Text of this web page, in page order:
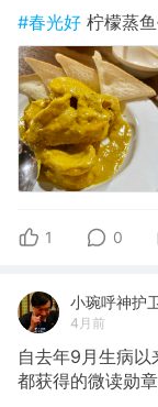
#春光好 柠檬蒸
1 0
小琬呼神护
4月前
自去年9月生病以
都获得的微读勋